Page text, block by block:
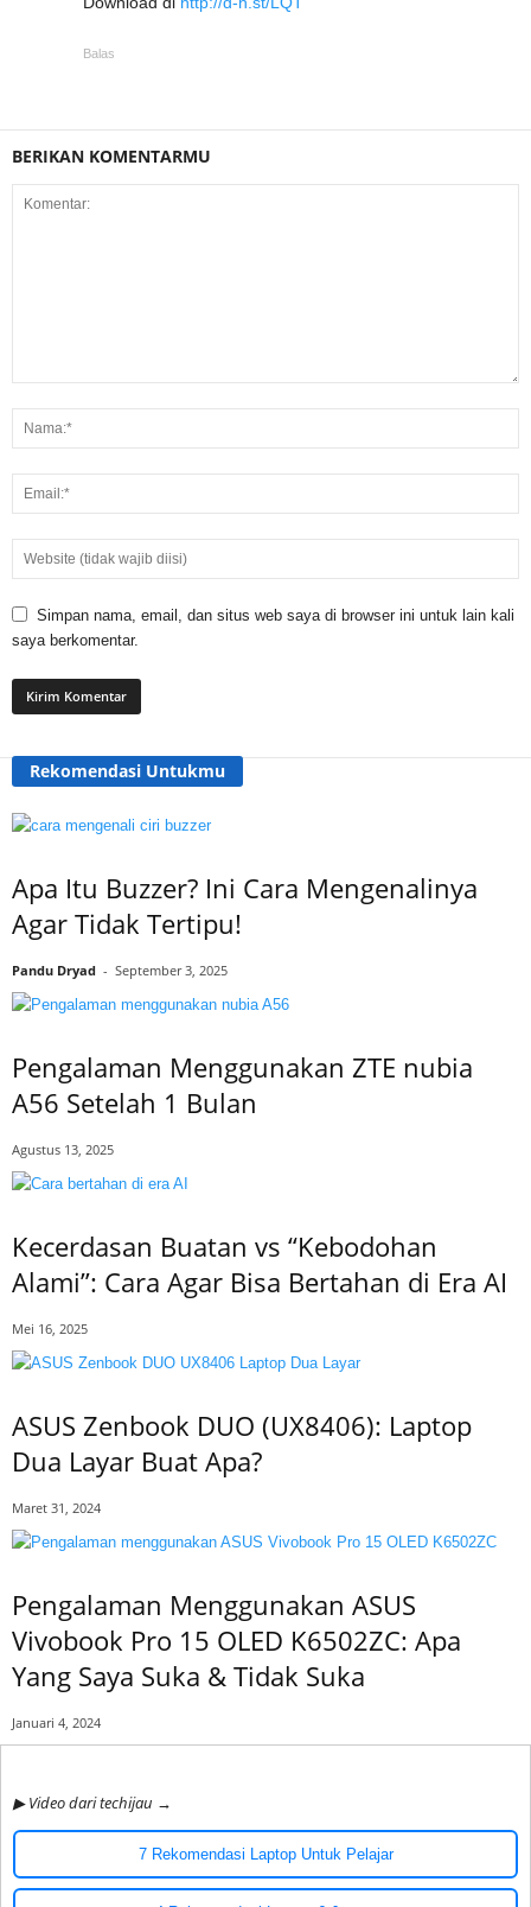
Balas
BERIKAN KOMENTARMU
Simpan nama, email, dan situs web saya di browser ini untuk lain kali
saya berkomentar.
Rekomendasi Untukmu
Apa Itu Buzzer? Ini Cara Mengenalinya
Agar Tidak Tertipu!
Pandu Dryad - September 3, 2025
Pengalaman Menggunakan ZTE nubia
A56 Setelah 1 Bulan
Agustus 13, 2025
Kecerdasan Buatan vs “Kebodohan
Alami”: Cara Agar Bisa Bertahan di Era AI
Mei 16, 2025
ASUS Zenbook DUO (UX8406): Laptop
Dua Layar Buat Apa?
Maret 31, 2024
Pengalaman Menggunakan ASUS
Vivobook Pro 15 OLED K6502ZC: Apa
Yang Saya Suka & Tidak Suka
Januari 4, 2024
▶ Video dari techijau →
7 Rekomendasi Laptop Untuk Pelajar